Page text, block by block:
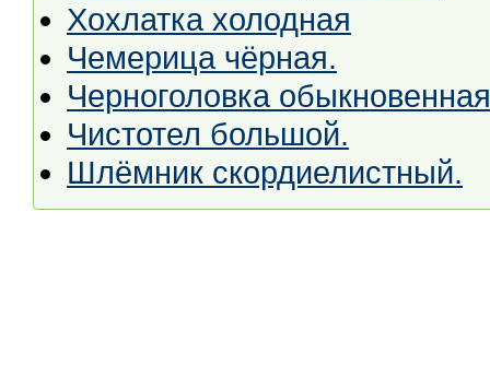
Хохлатка холодная
Чемерица чёрная.
Черноголовка
Чистотел большой.
Шлёмник скордиелистный.